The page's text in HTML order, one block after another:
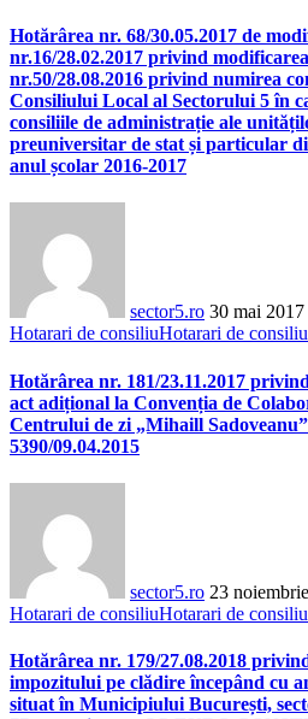
Hotărârea nr. 68/30.05.2017 de
nr.16/28.02.2017 privind
nr.50/28.08.2016 privind numirea
Consiliului Local al Sectorului 5 în
consiliile de administrație ale
preuniversitar de stat și particular
anul școlar 2016-2017
sector5.ro 30 mai 2017
Hotarari de consiliuHotarari de
Hotărârea nr. 181/23.11.2017
act adițional la Convenția de
Centrului de zi „Mihaill
5390/09.04.2015
sector5.ro 23
Hotarari de consiliuHotarari de
Hotărârea nr. 179/27.08.2018
impozitului pe clădire începând cu
situat în Municipiului București,